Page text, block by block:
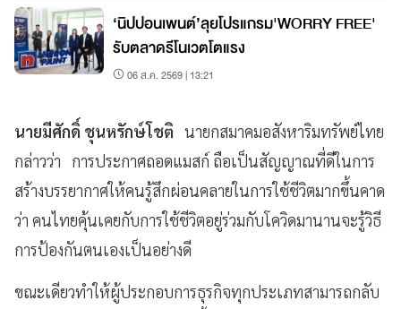
‘นิปปอนเพนต์’ลุยโปรแกรม'WORRY FREE'
รับตลาดรีโนเวตโตแรง
06 ส.ค. 2569 | 13:21
นายมีศักดิ์ ชุนหรักษ์โชติ นายกสมาคมอสังหาริมทรัพย์ไทย
กล่าวว่า การประกาศถอดแมสก์ ถือเป็นสัญญาณที่ดีในการ
สร้างบรรยากาศให้คนรู้สึกผ่อนคลายในการใช้ชีวิตมากขึ้นคาด
ว่า คนไทยคุ้นเคยกับการใช้ชีวิตอยู่ร่วมกับโควิดมานานจะรู้วิธี
การป้องกันตนเองเป็นอย่างดี
ขณะเดียวทำให้ผู้ประกอบการธุรกิจทุกประเภทสามารถกลับ